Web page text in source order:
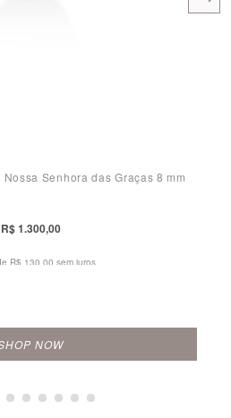
Senhora das Graças 8 mm
R$ 1.300,00
R$ 130,00 sem juros
NOW